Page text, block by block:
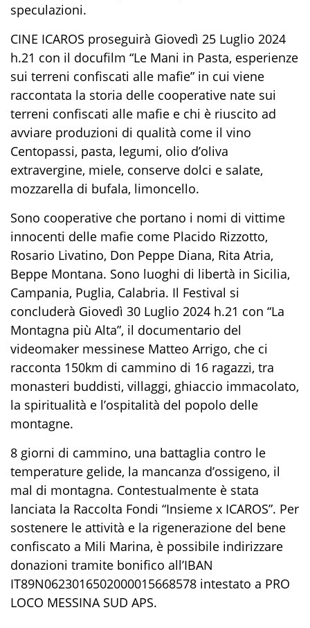
speculazioni.
CINE ICAROS proseguirà Giovedì 25 Luglio 2024
h.21 con il docufilm “Le Mani in Pasta, esperienze
sui terreni confiscati alle mafie” in cui viene
raccontata la storia delle cooperative nate sui
terreni confiscati alle mafie e chi è riuscito ad
avviare produzioni di qualità come il vino
Centopassi, pasta, legumi, olio d’oliva
extravergine, miele, conserve dolci e salate,
mozzarella di bufala, limoncello.
Sono cooperative che portano i nomi di vittime
innocenti delle mafie come Placido Rizzotto,
Rosario Livatino, Don Peppe Diana, Rita Atria,
Beppe Montana. Sono luoghi di libertà in Sicilia,
Campania, Puglia, Calabria. Il Festival si
concluderà Giovedì 30 Luglio 2024 h.21 con “La
Montagna più Alta”, il documentario del
videomaker messinese Matteo Arrigo, che ci
racconta 150km di cammino di 16 ragazzi, tra
monasteri buddisti, villaggi, ghiaccio immacolato,
la spiritualità e l’ospitalità del popolo delle
montagne.
8 giorni di cammino, una battaglia contro le
temperature gelide, la mancanza d’ossigeno, il
mal di montagna. Contestualmente è stata
lanciata la Raccolta Fondi “Insieme x ICAROS”. Per
sostenere le attività e la rigenerazione del bene
confiscato a Mili Marina, è possibile indirizzare
donazioni tramite bonifico all’IBAN
IT89N0623016502000015668578 intestato a PRO
LOCO MESSINA SUD APS.